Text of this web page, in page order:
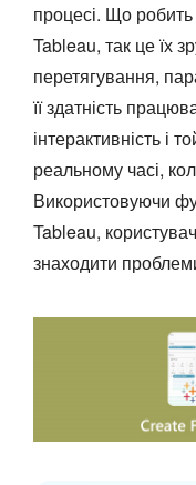
процесі. Що
Tableau, так це їх
перетягування,
її здатність
інтерактивність і
реальному часі,
Використовуючи
Tableau,
знаходити